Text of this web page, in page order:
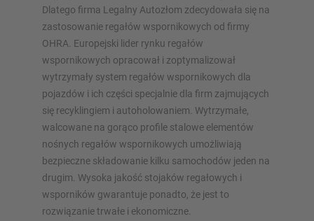
Dlatego firma Legalny Autozłom zdecydowała się na
zastosowanie regałów wspornikowych od firmy
OHRA. Europejski lider rynku regałów
wspornikowych opracował i zoptymalizował
wytrzymały system regałów wspornikowych dla
pojazdów i ich części specjalnie dla firm zajmujących
się recyklingiem i autoholowaniem. Wytrzymałe,
walcowane na gorąco profile stalowe elementów
nośnych regałów wspornikowych umożliwiają
bezpieczne składowanie kilku samochodów jeden na
drugim. Wysoka jakość stojaków regałowych i
wsporników gwarantuje ponadto, że jest to
rozwiązanie trwałe i ekonomiczne.